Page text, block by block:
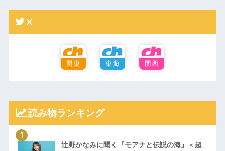
X
読み物ランキング
辻野かなみに聞く『モアナと伝説の海』＜超